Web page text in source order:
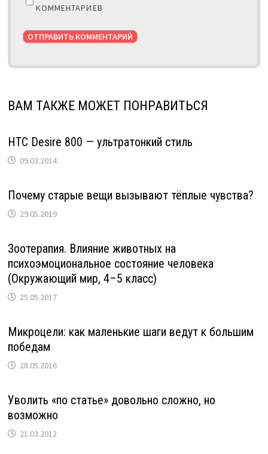
КОММЕНТАРИЕВ
ВАМ ТАКЖЕ МОЖЕТ ПОНРАВИТЬСЯ
HTC Desire 800 — ультратонкий стиль
09.03.2014
Почему старые вещи вызывают тёплые чувства?
29.05.2019
Зоотерапия. Влияние животных на
психоэмоциональное состояние человека
(Окружающий мир, 4–5 класс)
25.05.2017
Микроцели: как маленькие шаги ведут к большим
победам
28.05.2016
Уволить «по статье» довольно сложно, но
возможно
21.03.2012